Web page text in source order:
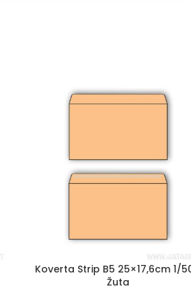
Koverta Strip B5 25×17,6cm 1/
Žuta